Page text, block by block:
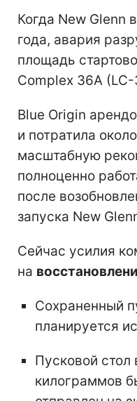
Когда New Glenn
года, авария
площадь
Complex 36A
Blue Origin
и потратила
масштабную
полноценно
после
запуска New
Сейчас усилия
на
Сохраненный
планируется
Пусковой
килограммов